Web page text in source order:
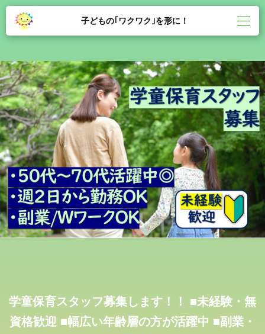
子どもの｢ワクワク｣を形に！
学童保育スタッフ募集します！！
■未経験・無
資格歓迎 ■幅広い年齢層の方が活躍中 ■副業・